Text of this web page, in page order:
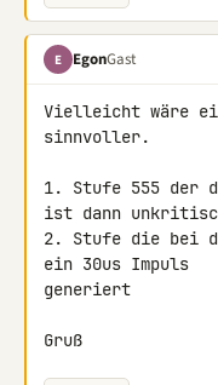
E EgonGast
Vielleicht wäre
sinnvoller.
1. Stufe 555 der
ist dann
2. Stufe die bei
ein 30us Impuls
generiert
Gruß